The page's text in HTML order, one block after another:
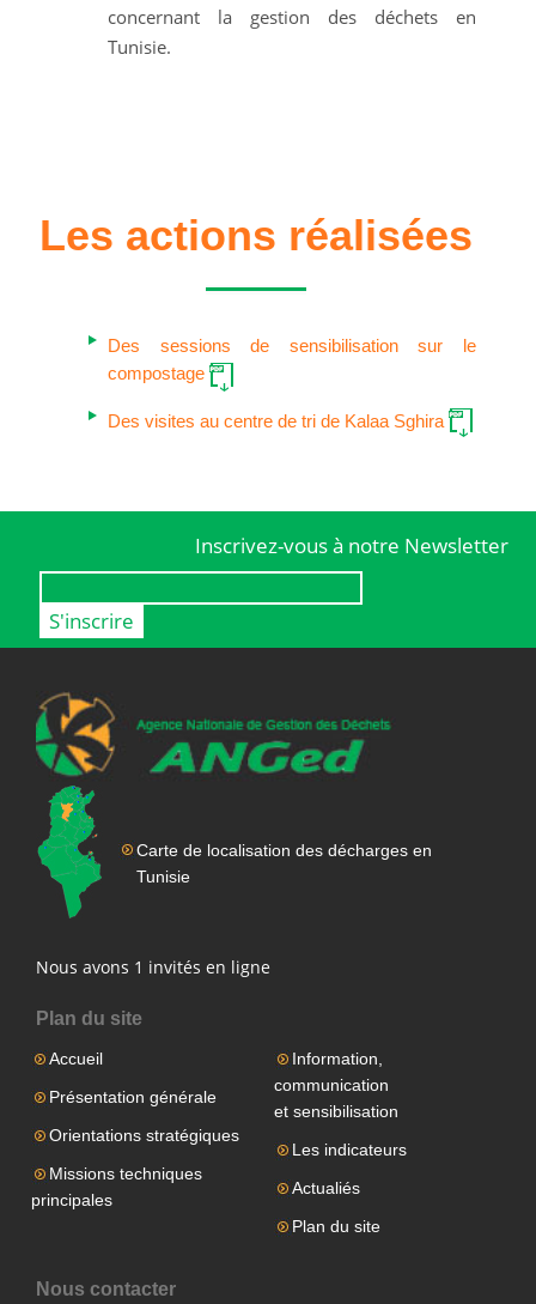
concernant la gestion des déchets en
Tunisie.
Les actions réalisées
Des sessions de sensibilisation sur le
compostage
Des visites au centre de tri de Kalaa Sghira
Inscrivez-vous à notre Newsletter
Carte de localisation des décharges en
Tunisie
Nous avons 1 invités en ligne
Plan du site
Accueil
Présentation générale
Orientations stratégiques
Missions techniques
principales
Information,
communication
et sensibilisation
Les indicateurs
Actualiés
Plan du site
Nous contacter